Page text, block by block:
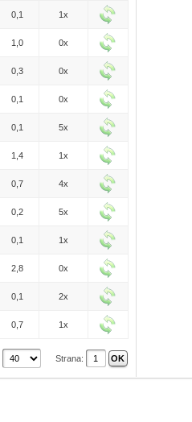
0,1 1x
1,0 0x
0,3 0x
0,1 0x
0,1 5x
1,4 1x
0,7 4x
0,2 5x
0,1 1x
2,8 0x
0,1 2x
0,7 1x
Strana: